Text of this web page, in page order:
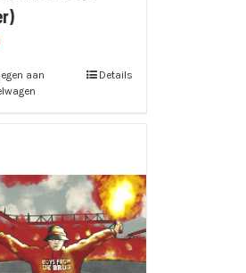
aan
Details